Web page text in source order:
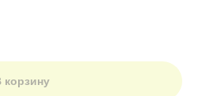
корзину